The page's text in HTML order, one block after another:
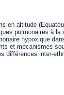
en altitude
pulmonaires à
hypoxique
et mécanismes
différences inter-